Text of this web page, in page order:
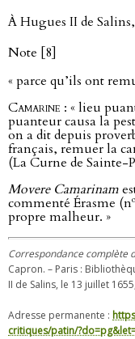
À Hugues II de
Note [8]
« parce qu’ils ont
Camarine : « lieu
puanteur causa la
on a dit depuis
français, remuer la
(La Curne de Sainte-
Movere Camarinam
commenté Érasme (no
propre malheur. »
Correspondance complète
Capron. – Paris :
II de Salins, le 13 juillet
Adresse permanente :
critiques/patin/